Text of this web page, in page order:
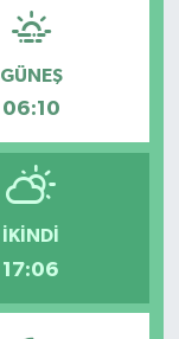
GÜNEŞ
06:10
İKINDI
17:06